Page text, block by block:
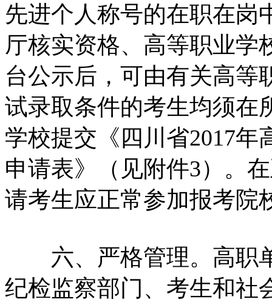
先进个人称号的在职在岗
厅核实资格、高等职业学
台公示后，可由有关高等
试录取条件的考生均须在
学校提交《四川省2017
申请表》（见附件3）。
请考生应正常参加报考院
六、严格管理。高职
纪检监察部门、考生和社